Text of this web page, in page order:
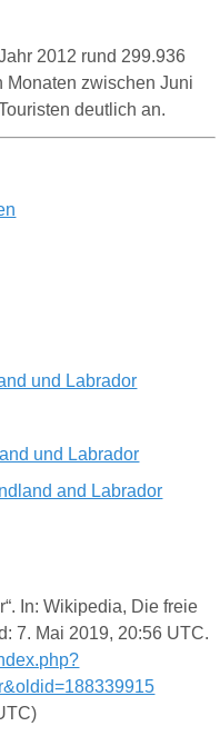
2012 rund 299.936
Monaten zwischen Juni
deutlich an.
und Labrador
und Labrador
and Labrador
In: Wikipedia, Die freie
7. Mai 2019, 20:56 UTC.